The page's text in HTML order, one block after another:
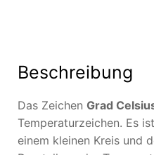
Beschreibung
Das Zeichen Grad
Temperaturzeichen. Es
einem kleinen Kreis und